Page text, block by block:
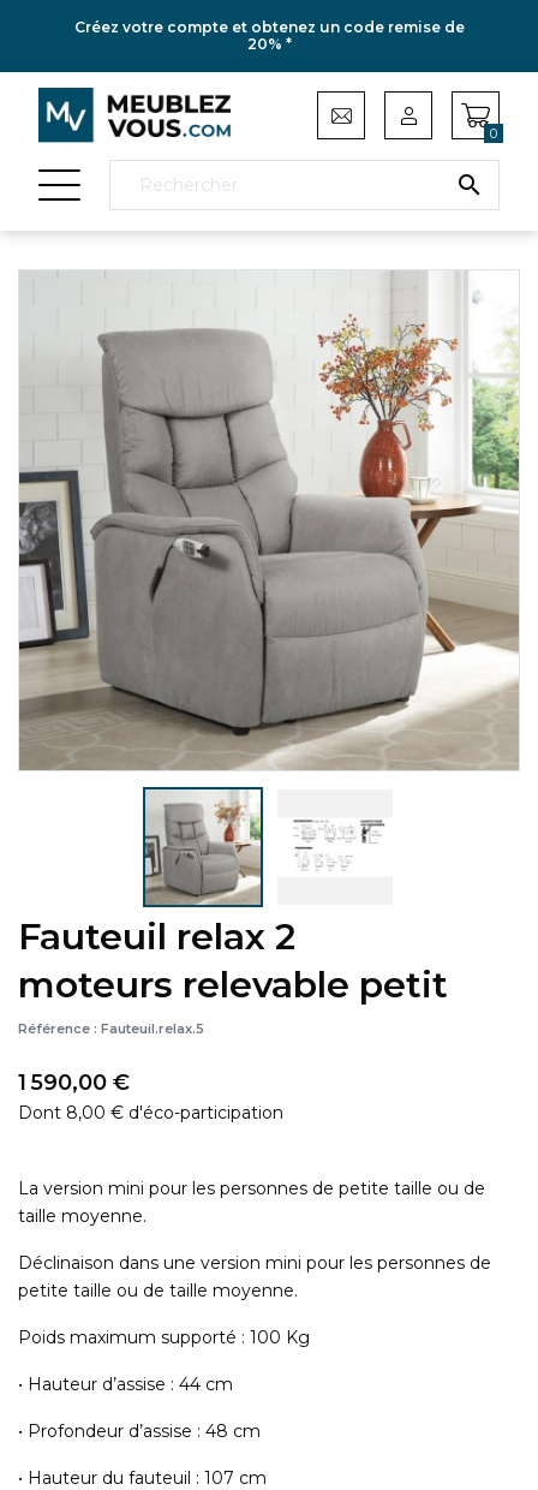
Créez votre compte et obtenez un code remise de
20% *

0
Fauteuil relax 2
moteurs relevable petit
Référence : Fauteuil.relax.5
1 590,00 €
Dont 8,00 € d'éco-participation
La version mini pour les personnes de petite taille ou de
taille moyenne.
Déclinaison dans une version mini pour les personnes de
petite taille ou de taille moyenne.
Poids maximum supporté : 100 Kg
• Hauteur d’assise : 44 cm
• Profondeur d’assise : 48 cm
• Hauteur du fauteuil : 107 cm